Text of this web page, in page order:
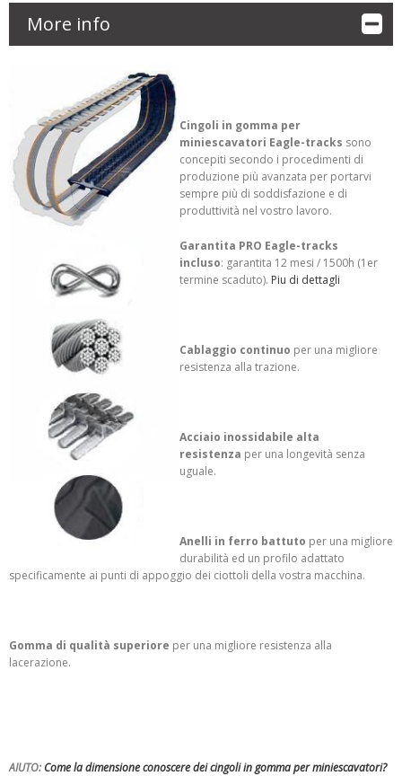
More info
Cingoli in gomma per
miniescavatori Eagle-tracks sono
concepiti secondo i procedimenti di
produzione più avanzata per portarvi
sempre più di soddisfazione e di
produttività nel vostro lavoro.
Garantita PRO Eagle-tracks
incluso: garantita 12 mesi / 1500h (1er
termine scaduto). Piu di dettagli
Cablaggio continuo per una migliore
resistenza alla trazione.
Acciaio inossidabile alta
resistenza per una longevità senza
uguale.
Anelli in ferro battuto per una migliore
durabilità ed un profilo adattato
specificamente ai punti di appoggio dei ciottoli della vostra macchina.
Gomma di qualità superiore per una migliore resistenza alla
lacerazione.
AIUTO: Come la dimensione conoscere dei cingoli in gomma per miniescavatori?